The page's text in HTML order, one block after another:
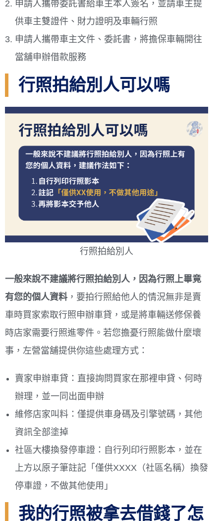
申請人攜帶委託書給車主本人簽名，並請車主提
供車主雙證件、財力證明及車輛行照
申請人攜帶車主文件、委託書，將擔保車輛開往
當舖申辦借款服務
行照拍給別人可以嗎
行照拍給別人
一般來說不建議將行照拍給別人，因為行照上畢竟
有您的個人資料 ，要拍行照給他人的情況無非是賣
車時買家索取行照申辦車貸，或是將車輛送修保養
時店家需要行照進零件。若您擔憂行照能做什麼壞
事，左營當舖提供你這些處理方式：
賣家申辦車貸：直接詢問買家在那裡申貸、何時
辦理，並一同出面申辦
維修店家叫料：僅提供車身碼及引擎號碼，其他
資訊全部塗掉
社區大樓換發停車證：自行列印行照影本，並在
上方以原子筆註記「僅供XXXX（社區名稱）換發
停車證，不做其他使用」
我的行照被拿去借錢了怎